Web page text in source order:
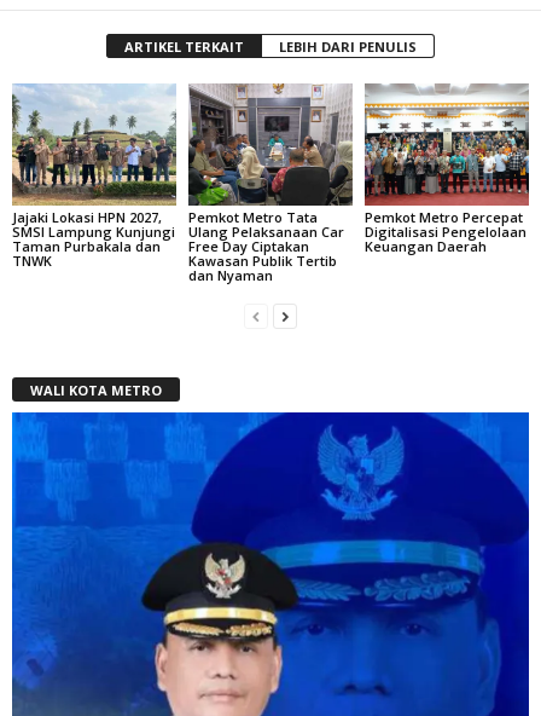
ARTIKEL TERKAIT LEBIH DARI PENULIS
Jajaki Lokasi HPN 2027,
SMSI Lampung Kunjungi
Taman Purbakala dan
TNWK
Pemkot Metro Tata
Ulang Pelaksanaan Car
Free Day Ciptakan
Kawasan Publik Tertib
dan Nyaman
Pemkot Metro Percepat
Digitalisasi Pengelolaan
Keuangan Daerah
WALI KOTA METRO